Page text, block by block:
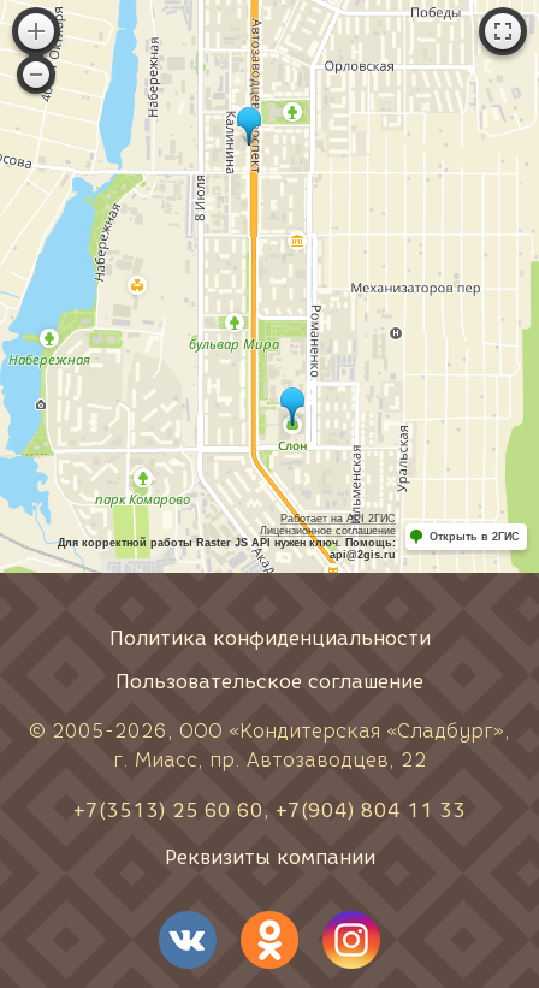
Работает на API 2ГИС
Лицензионное соглашение
Для корректной работы Raster JS API нужен ключ. Помощь:
api@2gis.ru
Открыть в 2ГИС
Политика конфиденциальности
Пользовательское соглашение
© 2005-2026 , ООО «Кондитерская «Сладбург»,
г. Миасс, пр. Автозаводцев, 22
+7(3513) 25 60 60, +7(904) 804 11 33
Реквизиты компании